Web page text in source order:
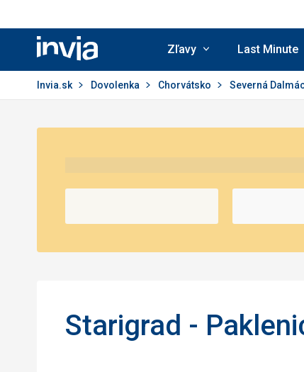
Invia.sk
Zľavy Last Minute
Invia.sk Dovolenka Chorvátsko Severná
Starigrad -